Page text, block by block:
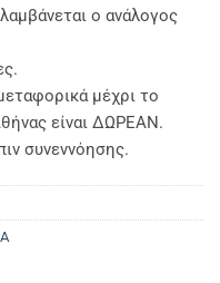
ο ανάλογος
μέχρι το
είναι ΔΩΡΕΑΝ.
συνεννόησης.